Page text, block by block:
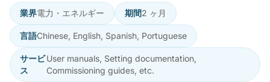
業界電力・エネルギー 期間2 ヶ月
言語Chinese, English, Spanish, Portuguese
サービ
ス
User manuals, Setting documentation,
Commissioning guides, etc.